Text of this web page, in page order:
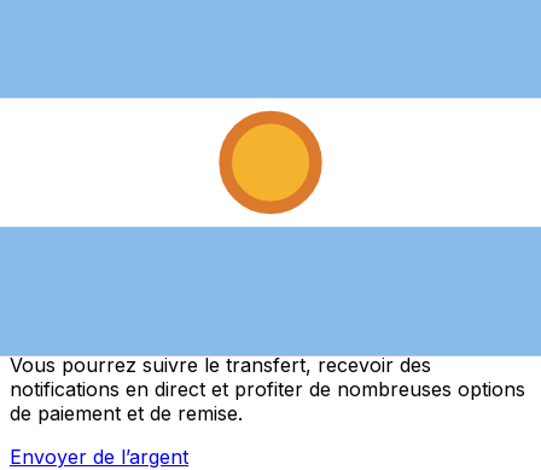
Vous pourrez suivre le transfert, recevoir des
notifications en direct et profiter de nombreuses options
de paiement et de remise.
Envoyer de l’argent